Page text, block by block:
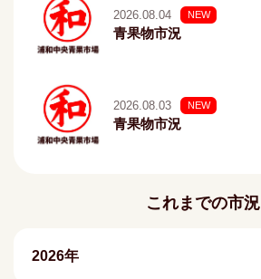
2026.08.04 NEW
青果物市況
2026.08.03 NEW
青果物市況
これまでの市況
2026年